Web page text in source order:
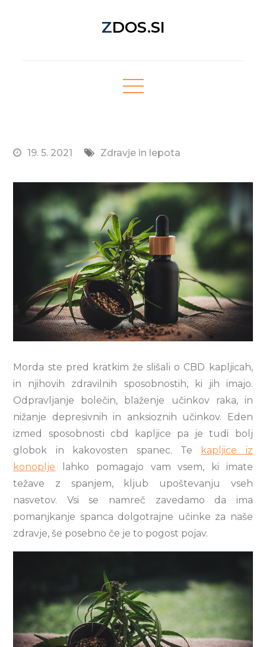
ZDOS.SI
19. 5. 2021 Zdravje in lepota
Morda ste pred kratkim že slišali o CBD kapljicah,
in njihovih zdravilnih sposobnostih, ki jih imajo.
Odpravljanje bolečin, blaženje učinkov raka, in
nižanje depresivnih in anksioznih učinkov. Eden
izmed sposobnosti cbd kapljice pa je tudi bolj
globok in kakovosten spanec. Te
kapljice iz
konoplje lahko pomagajo vam vsem, ki imate
težave z spanjem, kljub upoštevanju vseh
nasvetov. Vsi se namreč zavedamo da ima
pomanjkanje spanca dolgotrajne učinke za naše
zdravje, še posebno če je to pogost pojav.